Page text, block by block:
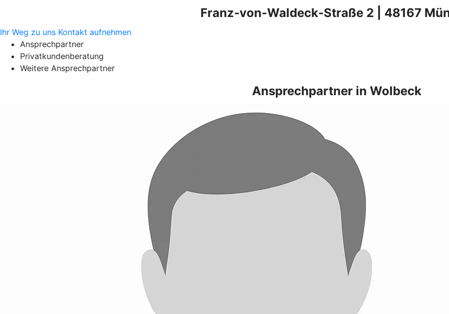
Franz-von-Waldeck-Straße 2 | 48167
Ihr Weg zu uns Kontakt aufnehmen
Ansprechpartner
Privatkundenberatung
Weitere Ansprechpartner
Ansprechpartner in Wolbeck